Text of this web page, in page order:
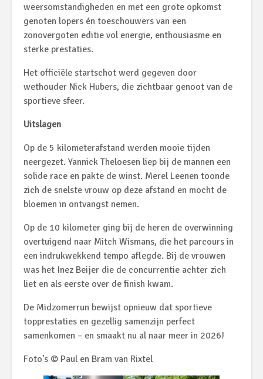
weersomstandigheden en met een grote opkomst
genoten lopers én toeschouwers van een
zonovergoten editie vol energie, enthousiasme en
sterke prestaties.
Het officiële startschot werd gegeven door
wethouder Nick Hubers, die zichtbaar genoot van de
sportieve sfeer.
Uitslagen
Op de 5 kilometerafstand werden mooie tijden
neergezet. Yannick Theloesen liep bij de mannen een
solide race en pakte de winst. Merel Leenen toonde
zich de snelste vrouw op deze afstand en mocht de
bloemen in ontvangst nemen.
Op de 10 kilometer ging bij de heren de overwinning
overtuigend naar Mitch Wismans, die het parcours in
een indrukwekkend tempo aflegde. Bij de vrouwen
was het Inez Beijer die de concurrentie achter zich
liet en als eerste over de finish kwam.
De Midzomerrun bewijst opnieuw dat sportieve
topprestaties en gezellig samenzijn perfect
samenkomen – en smaakt nu al naar meer in 2026!
Foto’s © Paul en Bram van Rixtel